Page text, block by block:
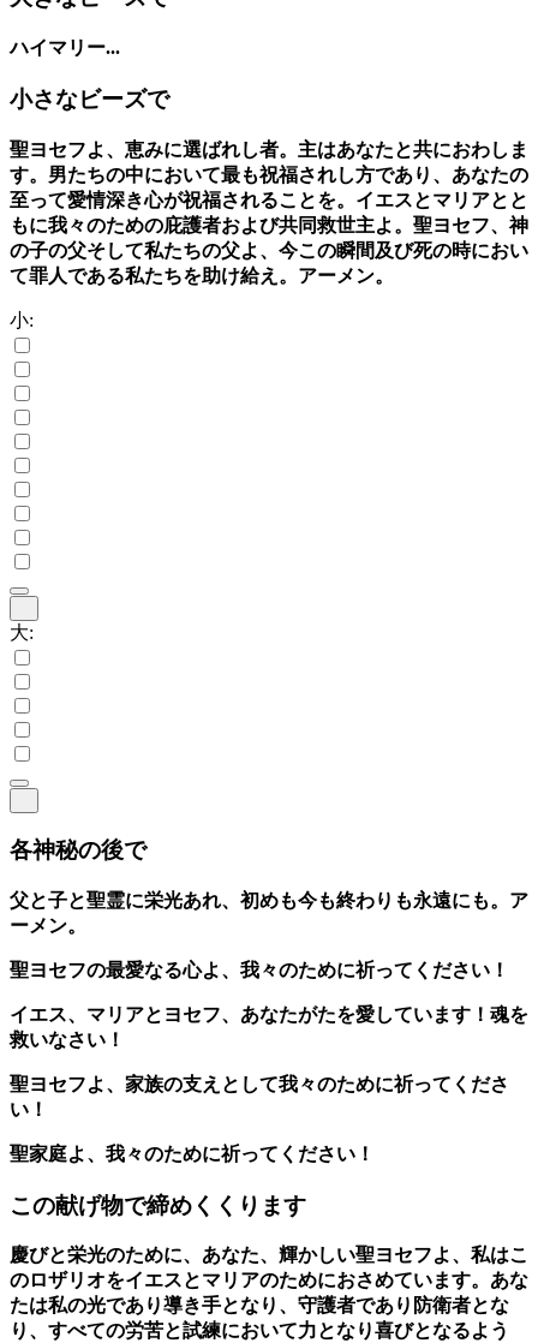
ハイマリー...
小さなビーズで
聖ヨセフよ、恵みに選ばれし者。主はあなたと共におわしま
す。男たちの中において最も祝福されし方であり、あなたの
至って愛情深き心が祝福されることを。イエスとマリアとと
もに我々のための庇護者および共同救世主よ。聖ヨセフ、神
の子の父そして私たちの父よ、今この瞬間及び死の時におい
て罪人である私たちを助け給え。アーメン。
小:
大:
各神秘の後で
父と子と聖霊に栄光あれ、初めも今も終わりも永遠にも。ア
ーメン。
聖ヨセフの最愛なる心よ、我々のために祈ってください！
イエス、マリアとヨセフ、あなたがたを愛しています！魂を
救いなさい！
聖ヨセフよ、家族の支えとして我々のために祈ってくださ
い！
聖家庭よ、我々のために祈ってください！
この献げ物で締めくくります
慶びと栄光のために、あなた、輝かしい聖ヨセフよ、私はこ
のロザリオをイエスとマリアのためにおさめています。あな
たは私の光であり導き手となり、守護者であり防衛者とな
り、すべての労苦と試練において力となり喜びとなるよう